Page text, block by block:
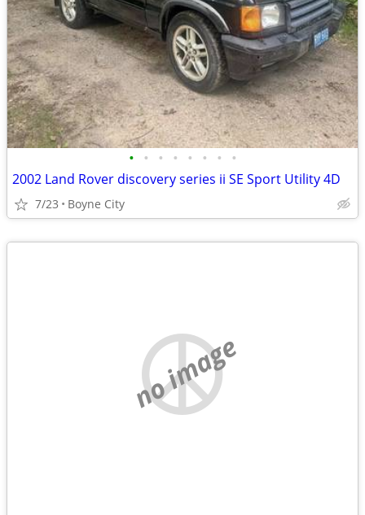
• • • • • • • •
2002 Land Rover discovery series ii SE Sport Utility 4D
7/23 Boyne City
no image